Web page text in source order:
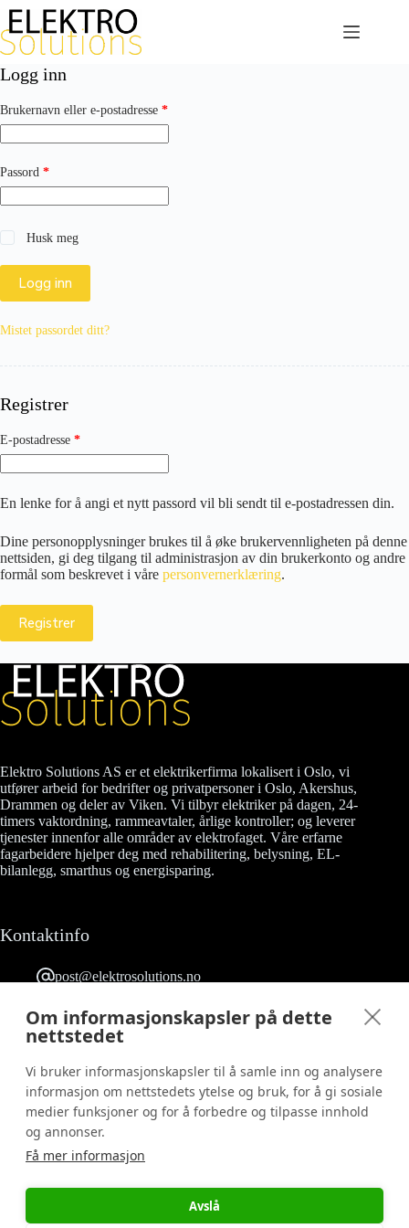
Om informasjonskapsler på dette
nettstedet
Vi bruker informasjonskapsler til å samle inn og analysere
informasjon om nettstedets ytelse og bruk, for å gi sosiale
medier funksjoner og for å forbedre og tilpasse innhold
og annonser.
Få mer informasjon
Avslå
Hopp
innholdet
Logg inn
Brukernavn eller e-postadresse *Påkrevd
Passord *Påkrevd
Husk meg
Logg inn
Mistet passordet ditt?
Registrer
E-postadresse *Påkrevd
En lenke for å angi et nytt passord vil bli sendt til e-postadressen din.
Dine personopplysninger brukes til å øke brukervennligheten på denne
nettsiden, gi deg tilgang til administrasjon av din brukerkonto og andre
formål som beskrevet i våre personvernerklæring.
Registrer
Elektro Solutions AS er et elektrikerfirma lokalisert i Oslo, vi
utfører arbeid for bedrifter og privatpersoner i Oslo, Akershus,
Drammen og deler av Viken. Vi tilbyr elektriker på dagen, 24-
timers vaktordning, rammeavtaler, årlige kontroller; og leverer
tjenester innenfor alle områder av elektrofaget. Våre erfarne
fagarbeidere hjelper deg med rehabilitering, belysning, EL-
bilanlegg, smarthus og energisparing.
Kontaktinfo
post@elektrosolutions.no
Grefsenveien 12 0482 Oslo
Følg oss på Facebook
Informasjon
Salgs- og leveringsbetingelser
Bestill vaktjobb